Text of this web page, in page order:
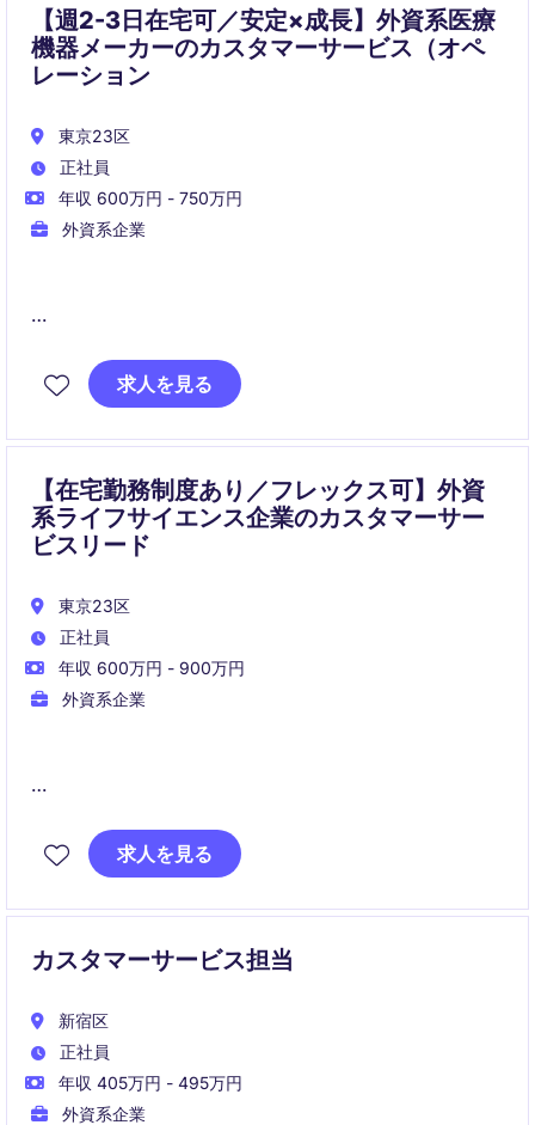
【週2-3日在宅可／安定×成長】外資系医療
機器メーカーのカスタマーサービス（オペ
レーション
東京23区
正社員
年収 600万円 - 750万円
外資系企業
カスタマーサービスとして、受注・出荷・売上処理な
あわせて、業務プロセスの改善や標準化など、組織全
体の効率化にも関わっていただきます。
求人を見る
【在宅勤務制度あり／フレックス可】外資
系ライフサイエンス企業のカスタマーサー
ビスリード
東京23区
正社員
年収 600万円 - 900万円
外資系企業
受注から納品までのカスタマーサービス業務を担当
将来的には業務改善やプロジェクト推進など、チーム
求人を見る
カスタマーサービス担当
新宿区
正社員
年収 405万円 - 495万円
外資系企業